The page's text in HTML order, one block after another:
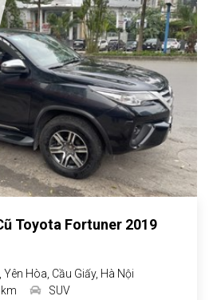
Toyota Fortuner 2019
Hòa, Cầu Giấy, Hà Nội
SUV